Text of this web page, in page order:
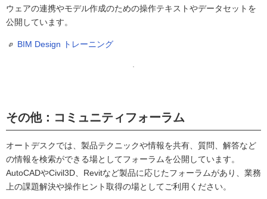
ウェアの連携やモデル作成のための操作テキストやデータセットを
公開しています。
BIM Design トレーニング
その他：コミュニティフォーラム
オートデスクでは、製品テクニックや情報を共有、質問、解答など
の情報を検索ができる場としてフォーラムを公開しています。
AutoCADやCivil3D、Revitなど製品に応じたフォーラムがあり、業務
上の課題解決や操作ヒント取得の場としてご利用ください。